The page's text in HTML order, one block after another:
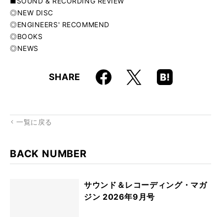
◎NEW DISC
◎ENGINEERS' RECOMMEND
◎BOOKS
◎NEWS
SHARE Faceboo
k
X
Hatena
Boo
一覧に戻る
BACK NUMBER
サウンド＆レコーディング・マガ
ジン 2026年9月号